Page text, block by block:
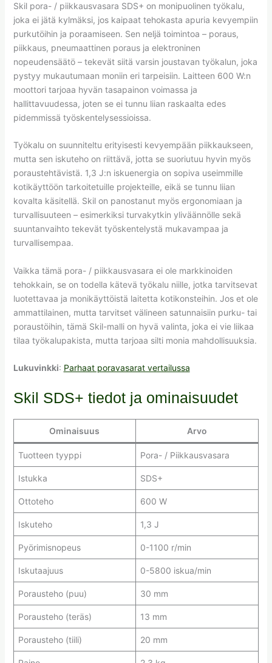
Skil pora- / piikkausvasara SDS+ on monipuolinen työkalu,
joka ei jätä kylmäksi, jos kaipaat tehokasta apuria kevyempiin
purkutöihin ja poraamiseen. Sen neljä toimintoa – poraus,
piikkaus, pneumaattinen poraus ja elektroninen
nopeudensäätö – tekevät siitä varsin joustavan työkalun, joka
pystyy mukautumaan moniin eri tarpeisiin. Laitteen 600 W:n
moottori tarjoaa hyvän tasapainon voimassa ja
hallittavuudessa, joten se ei tunnu liian raskaalta edes
pidemmissä työskentelysessioissa.
Työkalu on suunniteltu erityisesti kevyempään piikkaukseen,
mutta sen iskuteho on riittävä, jotta se suoriutuu hyvin myös
poraustehtävistä. 1,3 J:n iskuenergia on sopiva useimmille
kotikäyttöön tarkoitetuille projekteille, eikä se tunnu liian
kovalta käsitellä. Skil on panostanut myös ergonomiaan ja
turvallisuuteen – esimerkiksi turvakytkin yliväännölle sekä
suuntanvaihto tekevät työskentelystä mukavampaa ja
turvallisempaa.
Vaikka tämä pora- / piikkausvasara ei ole markkinoiden
tehokkain, se on todella kätevä työkalu niille, jotka tarvitsevat
luotettavaa ja monikäyttöistä laitetta kotikonsteihin. Jos et ole
ammattilainen, mutta tarvitset välineen satunnaisiin purku- tai
poraustöihin, tämä Skil-malli on hyvä valinta, joka ei vie liikaa
tilaa työkalupakista, mutta tarjoaa silti monia mahdollisuuksia.
Lukuvinkki: Parhaat poravasarat vertailussa
Skil SDS+ tiedot ja ominaisuudet
Ominaisuus Arvo
Tuotteen tyyppi Pora- / Piikkausvasara
Istukka SDS+
Ottoteho 600 W
Iskuteho 1,3 J
Pyörimisnopeus 0-1100 r/min
Iskutaajuus 0-5800 iskua/min
Porausteho (puu) 30 mm
Porausteho (teräs) 13 mm
Porausteho (tiili) 20 mm